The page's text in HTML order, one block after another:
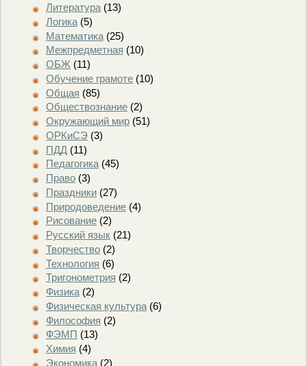
Литература(13)
Логика(5)
Математика(25)
Межпредметная (10)
ОБЖ (11)
Обучение грамоте(10)
Общая (85)
Обществознание(2)
Окружающий мир(51)
ОРКиСЭ(3)
ПДД (11)
Педагогика(45)
Право(3)
Праздники(27)
Природоведение(4)
Рисование(2)
Русский язык(21)
Творчество(2)
Технология (6)
Тригонометрия (2)
Физика(2)
Физическая культура(6)
Философия (2)
ФЭМП (13)
Химия (4)
Экономика(2)